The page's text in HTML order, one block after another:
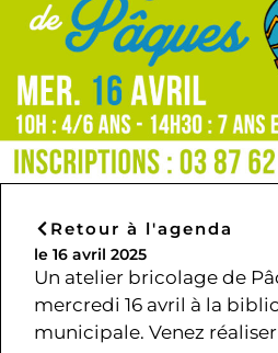
Retour à l'agenda
le 16 avril 2025
Un atelier bricolage de
mercredi 16 avril à la
municipale. Venez